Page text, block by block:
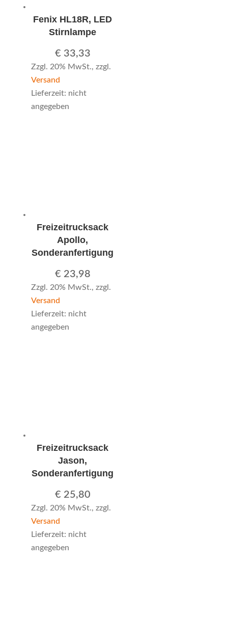
Fenix HL18R, LED
Stirnlampe
€ 33,33
Zzgl. 20% MwSt., zzgl.
Versand
Lieferzeit: nicht
angegeben
Freizeitrucksack
Apollo,
Sonderanfertigung
€ 23,98
Zzgl. 20% MwSt., zzgl.
Versand
Lieferzeit: nicht
angegeben
Freizeitrucksack
Jason,
Sonderanfertigung
€ 25,80
Zzgl. 20% MwSt., zzgl.
Versand
Lieferzeit: nicht
angegeben